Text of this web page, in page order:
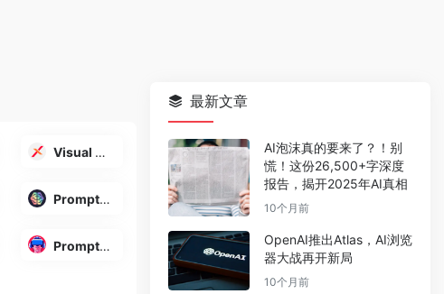
Visual Prompt Builder
PromptBase
PromptHero
最新文章
AI泡沫真的要来了？！别
慌！这份26,500+字深度
报告，揭开2025年AI真相
10个月前
OpenAI推出Atlas，AI浏览
器大战再开新局
10个月前